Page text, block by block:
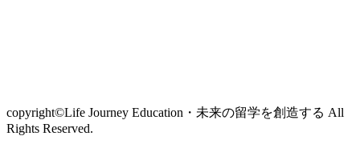
copyright©︎Life Journey Education・未来の留学を創造する All
Rights Reserved.